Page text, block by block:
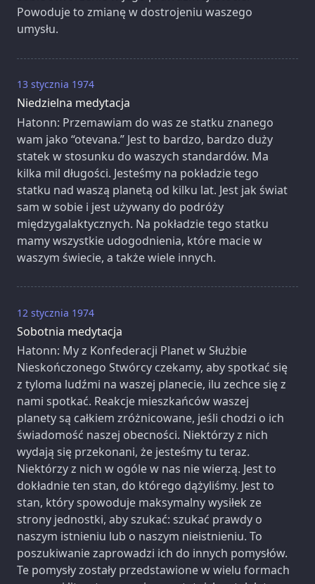
Powoduje to zmianę w dostrojeniu waszego
umysłu.
13 stycznia 1974
Niedzielna medytacja
Hatonn: Przemawiam do was ze statku znanego
wam jako “otevana.” Jest to bardzo, bardzo duży
statek w stosunku do waszych standardów. Ma
kilka mil długości. Jesteśmy na pokładzie tego
statku nad waszą planetą od kilku lat. Jest jak świat
sam w sobie i jest używany do podróży
międzygalaktycznych. Na pokładzie tego statku
mamy wszystkie udogodnienia, które macie w
waszym świecie, a także wiele innych.
12 stycznia 1974
Sobotnia medytacja
Hatonn: My z Konfederacji Planet w Służbie
Nieskończonego Stwórcy czekamy, aby spotkać się
z tyloma ludźmi na waszej planecie, ilu zechce się z
nami spotkać. Reakcje mieszkańców waszej
planety są całkiem zróżnicowane, jeśli chodzi o ich
świadomość naszej obecności. Niektórzy z nich
wydają się przekonani, że jesteśmy tu teraz.
Niektórzy z nich w ogóle w nas nie wierzą. Jest to
dokładnie ten stan, do którego dążyliśmy. Jest to
stan, który spowoduje maksymalny wysiłek ze
strony jednostki, aby szukać: szukać prawdy o
naszym istnieniu lub o naszym nieistnieniu. To
poszukiwanie zaprowadzi ich do innych pomysłów.
Te pomysły zostały przedstawione w wielu formach